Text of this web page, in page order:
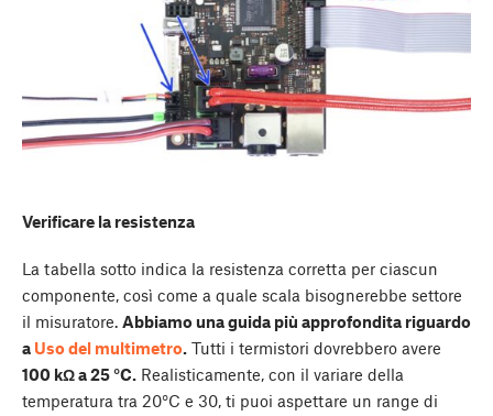
Verificare la resistenza
La tabella sotto indica la resistenza corretta per ciascun
componente, così come a quale scala bisognerebbe settore
il misuratore. Abbiamo una guida più approfondita riguardo
a Uso del multimetro. Tutti i termistori dovrebbero avere
100 kΩ a 25 °C. Realisticamente, con il variare della
temperatura tra 20°C e 30, ti puoi aspettare un range di